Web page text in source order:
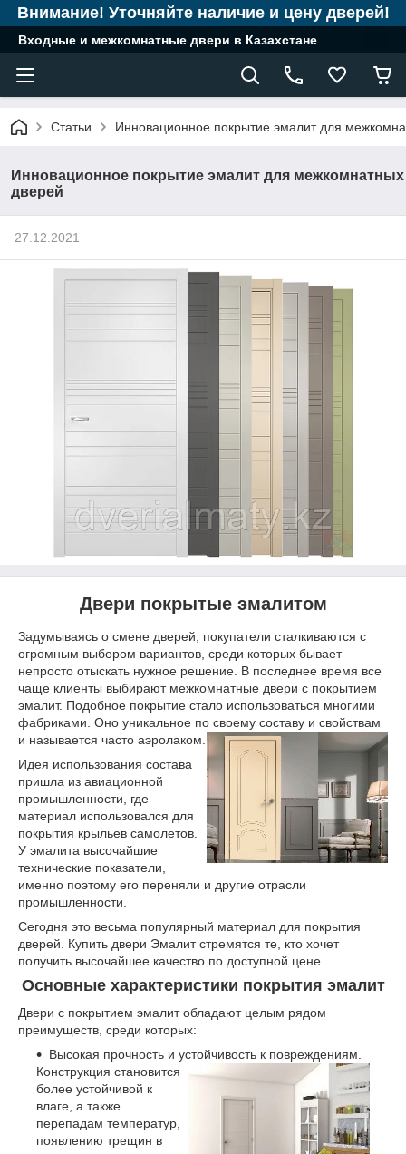
Внимание! Уточняйте наличие и цену дверей!
Входные и межкомнатные двери в Казахстане
Статьи Инновационное покрытие эмалит для
Инновационное покрытие эмалит для межкомнатных
дверей
27.12.2021
Двери покрытые эмалитом
Задумываясь о смене дверей, покупатели сталкиваются с
огромным выбором вариантов, среди которых бывает
непросто отыскать нужное решение. В последнее время все
чаще клиенты выбирают межкомнатные двери с покрытием
эмалит. Подобное покрытие стало использоваться многими
фабриками. Оно уникальное по своему составу и свойствам
и называется часто аэролаком.
Идея использования состава
пришла из авиационной
промышленности, где
материал использовался для
покрытия крыльев самолетов.
У эмалита высочайшие
технические показатели,
именно поэтому его переняли и другие отрасли
промышленности.
Сегодня это весьма популярный материал для покрытия
дверей. Купить двери Эмалит стремятся те, кто хочет
получить высочайшее качество по доступной цене.
Основные характеристики покрытия эмалит
Двери с покрытием эмалит обладают целым рядом
преимуществ, среди которых:
Высокая прочность и устойчивость к повреждениям.
Конструкция становится
более устойчивой к
влаге, а также
перепадам температур,
появлению трещин в